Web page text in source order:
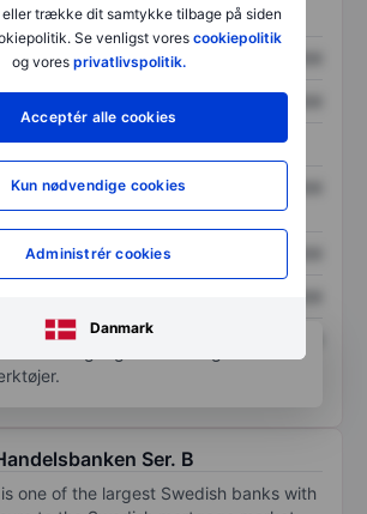
trække dit samtykke tilbage på siden
Se venligst vores cookiepolitik
og vores privatlivspolitik.
Acceptér alle cookies
Kun nødvendige cookies
Administrér cookies
Danmark
XXXXXXX
XXXXXXX
XXXXXXX
(EPS) XXXXXXX
XXXXXXX
Ser. B
one of the largest Swedish banks with